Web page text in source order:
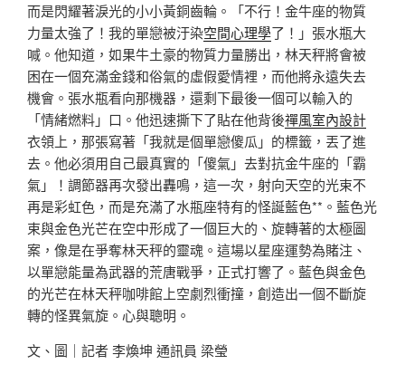
而是閃耀著淚光的小小黃銅齒輪。「不行！金牛座的物質
力量太強了！我的單戀被汙染空間心理學了！」張水瓶大
喊。他知道，如果牛土豪的物質力量勝出，林天秤將會被
困在一個充滿金錢和俗氣的虛假愛情裡，而他將永遠失去
機會。張水瓶看向那機器，還剩下最後一個可以輸入的
「情緒燃料」口。他迅速撕下了貼在他背後禪風室內設計
衣領上，那張寫著「我就是個單戀傻瓜」的標籤，丟了進
去。他必須用自己最真實的「傻氣」去對抗金牛座的「霸
氣」！調節器再次發出轟鳴，這一次，射向天空的光束不
再是彩虹色，而是充滿了水瓶座特有的怪誕藍色**。藍色光
束與金色光芒在空中形成了一個巨大的、旋轉著的太極圖
案，像是在爭奪林天秤的靈魂。這場以星座運勢為賭注、
以單戀能量為武器的荒唐戰爭，正式打響了。藍色與金色
的光芒在林天秤咖啡館上空劇烈衝撞，創造出一個不斷旋
轉的怪異氣旋。心與聰明。
文、圖｜記者 李煥坤 通訊員 梁瑩